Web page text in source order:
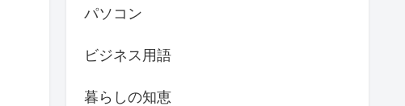
パソコン
ビジネス用語
暮らしの知恵